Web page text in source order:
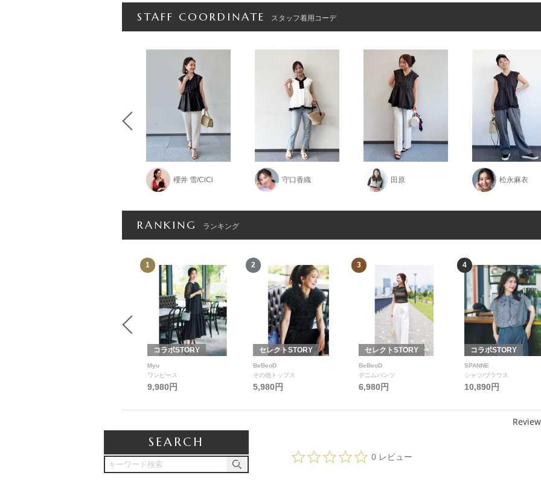
SEARCH
STAFF COORDINATE スタッフ着用コーデ
櫻井 雪/CiCi 守口香織 田原 松永麻衣
RANKING ランキング
1
コラボSTORY
Myu
ワンピース
9,980円
2
セレクトSTORY
BeBeoD
その他トップス
5,980円
3
セレクトSTORY
BeBeoD
デニムパンツ
6,980円
4
コラボSTORY
SPANNE
シャツ/ブラウス
10,890円
0.
00 レビュー